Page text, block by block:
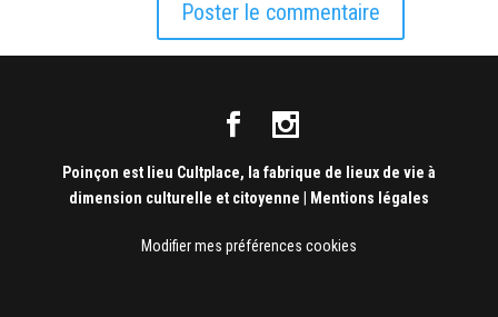
Poinçon est lieu Cultplace, la fabrique de lieux de vie à
dimension culturelle et citoyenne
Mentions légales
Modifier mes préférences cookies